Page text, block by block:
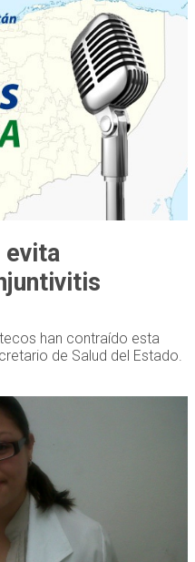
evita
han contraído esta
de Salud del Estado.